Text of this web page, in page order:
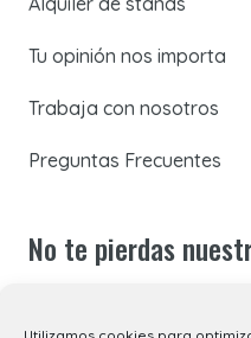
Tu opinión nos importa
Trabaja con nosotros
Preguntas Frecuentes
No te pierdas